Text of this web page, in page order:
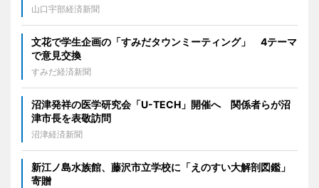
山口宇部経済新聞
文花で学生企画の「すみだタウンミーティング」 4テーマ
で意見交換
すみだ経済新聞
沼津発祥の医学研究会「U-TECH」開催へ 関係者らが沼
津市長を表敬訪問
沼津経済新聞
新江ノ島水族館、藤沢市立学校に「えのすい大解剖図鑑」
寄贈